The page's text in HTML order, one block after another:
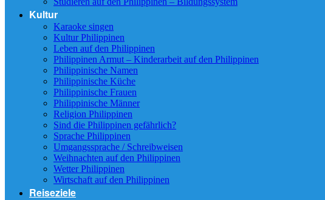
Kultur
Karaoke singen
Kultur Philippinen
Leben auf den Philippinen
Philippinen Armut – Kinderarbeit auf den Philippinen
Philippinische Namen
Philippinische Küche
Philippinische Frauen
Philippinische Männer
Religion Philippinen
Sind die Philippinen gefährlich?
Sprache Philippinen
Umgangssprache / Schreibweisen
Weihnachten auf den Philippinen
Wetter Philippinen
Wirtschaft auf den Philippinen
Reiseziele